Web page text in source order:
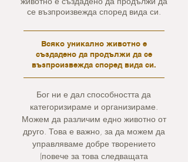
се възпроизвежда според вида си.
Всяко уникално животно е
създадено да продължи да се
възпроизвежда според вида си.
Бог ни е дал способността да
категоризираме и организираме.
Можем да различим едно животно от
друго. Това е важно, за да можем да
управляваме добре творението
(повече за това следващата